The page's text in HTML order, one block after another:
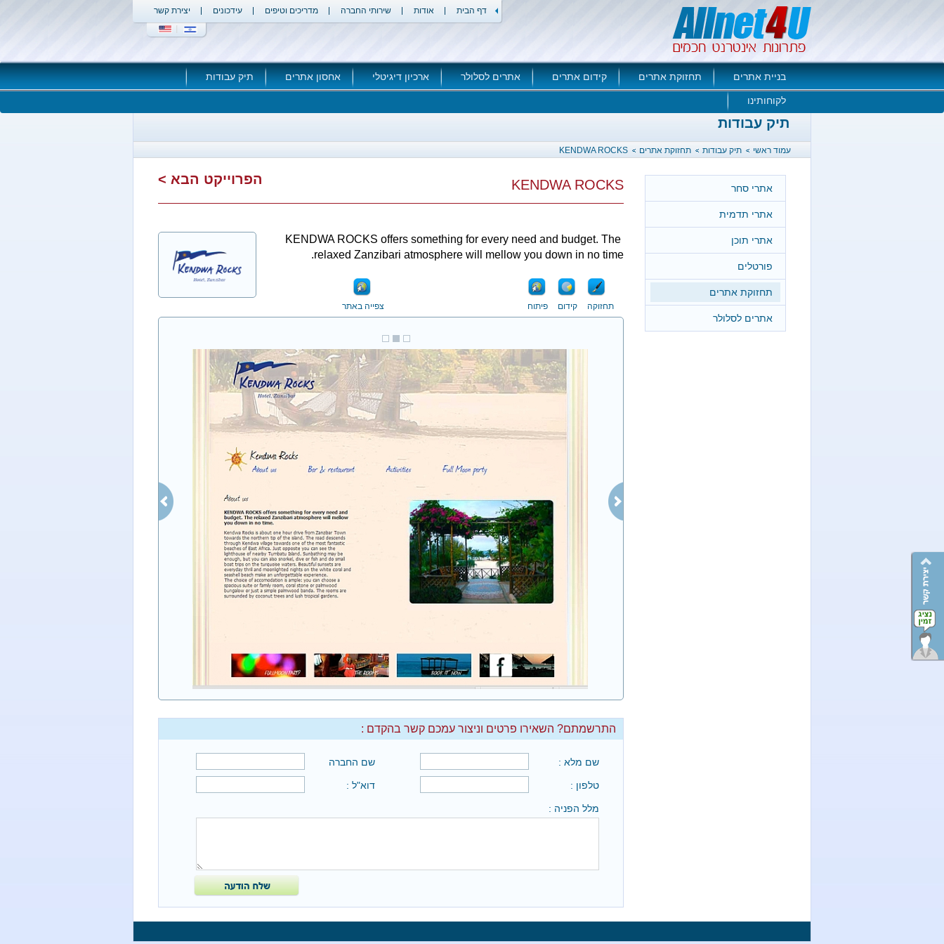
יצירת קשר עידכונים מדריכים וטיפים שירותי החברה אודות דף הבית
בניית אתרים תחזוקת אתרים קידום אתרים אתרים לסלולר ארכיון דיגיטלי אחסון אתרים תיק עבודות
לקוחותינו
תיק עבודות
עמוד ראשי תיק עבודות תחזוקת אתרים KENDWA ROCKS
אתרי סחר
אתרי תדמית
אתרי תוכן
פורטלים
תחזוקת אתרים
אתרים לסלולר
הפרוייקט הבא > KENDWA ROCKS
KENDWA ROCKS offers something for every need and budget. The
relaxed Zanzibari atmosphere will mellow you down in no time.
צפייה באתר פיתוח קידום תחזוקה
התרשמתם? השאירו פרטים וניצור עמכם קשר בהקדם :
שם מלא :
טלפון :
שם החברה
דוא"ל :
מלל הפניה :